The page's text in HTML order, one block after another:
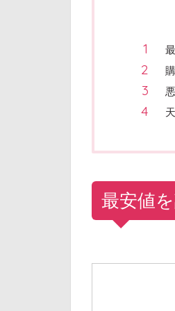
最安値